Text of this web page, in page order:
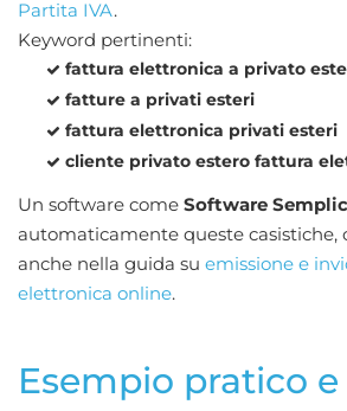
Partita IVA.
Keyword pertinenti:
fattura elettronica a privato
fatture a privati esteri
fattura elettronica privati esteri
cliente privato estero fattura
Un software come Software
automaticamente queste casistiche,
anche nella guida su emissione e
elettronica online.
Esempio pratico